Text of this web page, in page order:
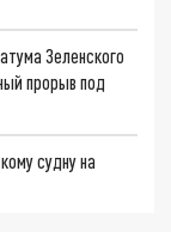
Зеленского
прорыв под
судну на